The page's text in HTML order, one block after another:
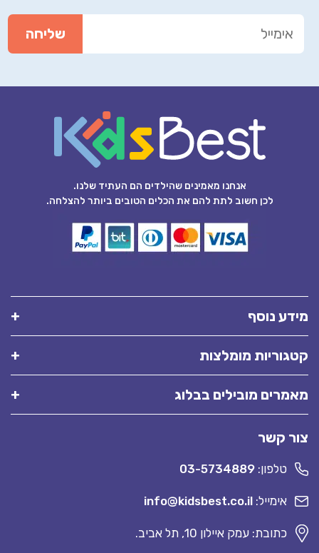
אנחנו מאמינים שהילדים הם העתיד שלנו.
לכן חשוב לתת להם את הכלים הטובים ביותר להצלחה.
מידע נוסף
קטגוריות מומלצות
מאמרים מובילים בבלוג
צור קשר
טלפון: 03-5734889
אימייל: info@kidsbest.co.il
כתובת: עמק איילון 10, תל אביב.